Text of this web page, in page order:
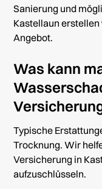
Sanierung und
Kastellaun
Angebot.
Was kann
Typische
Trocknung. Wir
Versicherung in
aufzuschlüsseln.